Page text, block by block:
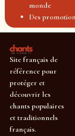
monde
Des
Site français de
référence pour
protéger et
découvrir les
chants populaires
et traditionnels
français.